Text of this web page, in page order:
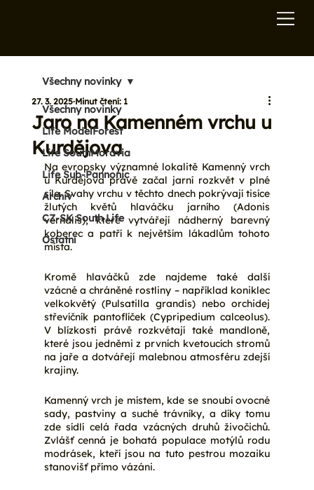
Všechny novinky
Life ModelForest
Life SouthMoravia
Life Sub-Pannonic
Archiv
CZ-SK South Life
Ostatní
Všechny novinky
Jaro na Kamenném vrchu u
Kurdějova
27. 3. 2025 Minut čtení: 1
Na evropsky významné lokalitě Kamenný vrch
u Kurdějova právě začal jarní rozkvět v plné
síle. Svahy vrchu v těchto dnech pokrývají tisíce
žlutých květů hlaváčku jarního (Adonis
vernalis), které vytvářejí nádherný barevný
koberec a patří k největším lákadlům tohoto
místa.
Kromě hlaváčků zde najdeme také další
vzácné a chráněné rostliny – například koniklec
velkokvětý (Pulsatilla grandis) nebo orchidej
střevíčník pantoflíček (Cypripedium calceolus).
V blízkosti právě rozkvétají také mandloně,
které jsou jedněmi z prvních kvetoucích stromů
na jaře a dotvářejí malebnou atmosféru zdejší
krajiny.
Kamenný vrch je místem, kde se snoubí ovocné
sady, pastviny a suché trávníky, a díky tomu
zde sídlí celá řada vzácných druhů živočichů.
Zvlášť cenná je bohatá populace motýlů rodu
modrásek, kteří jsou na tuto pestrou mozaiku
stanovišť přímo vázáni.